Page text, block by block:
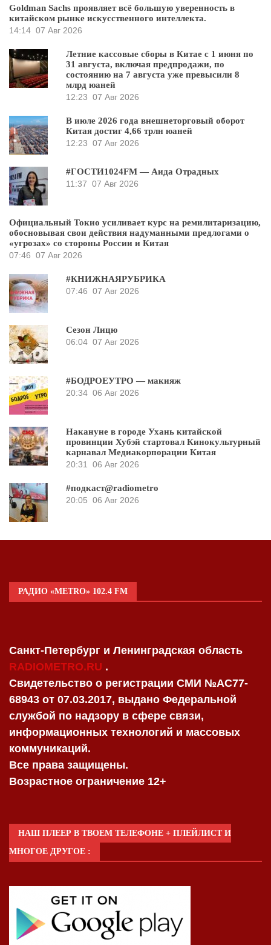
Goldman Sachs проявляет всё большую уверенность в
китайском рынке искусственного интеллекта.
14:14 07 Авг 2026
Летние кассовые сборы в Китае с 1 июня по
31 августа, включая предпродажи, по
состоянию на 7 августа уже превысили 8
млрд юаней
12:23 07 Авг 2026
В июле 2026 года внешнеторговый оборот
Китая достиг 4,66 трлн юаней
12:23 07 Авг 2026
#ГОСТИ1024FM — Аида Отрадных
11:37 07 Авг 2026
Официальный Токио усиливает курс на ремилитаризацию,
обосновывая свои действия надуманными предлогами о
«угрозах» со стороны России и Китая
07:46 07 Авг 2026
#КНИЖНАЯРУБРИКА
07:46 07 Авг 2026
Сезон Лицю
06:04 07 Авг 2026
#БОДРОЕУТРО — макияж
20:34 06 Авг 2026
Накануне в городе Ухань китайской
провинции Хубэй стартовал Кинокультурный
карнавал Медиакорпорации Китая
20:31
06 Авг 2026
#подкаст@radiometro
20:05 06 Авг 2026
РАДИО «METRO» 102.4 FM
Санкт-Петербург и Ленинградская область
RADIOMETRO.RU .
Свидетельство о регистрации СМИ №AC77-
68943 от 07.03.2017, выдано Федеральной
службой по надзору в сфере связи,
информационных технологий и массовых
коммуникаций.
Все права защищены.
Возрастное ограничение 12+
НАШ ПЛЕЕР В ТВОЕМ ТЕЛЕФОНЕ + ПЛЕЙЛИСТ И
МНОГОЕ ДРУГОЕ :